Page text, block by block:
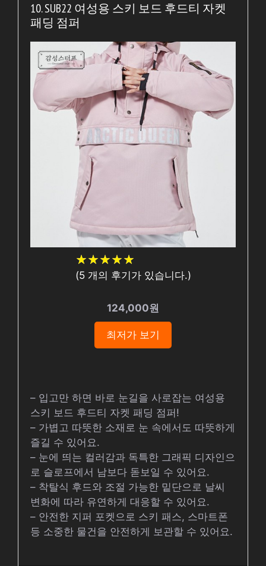
10. SUB22 여성용 스키 보드 후드티 자켓
패딩 점퍼
★★★★★
★★★★★
(5개의 후기가 있습니다.)
124,000원
최저가 보기
– 입고만 하면 바로 눈길을 사로잡는 여성용
스키 보드 후드티 자켓 패딩 점퍼!
– 가볍고 따뜻한 소재로 눈 속에서도 따뜻하게
즐길 수 있어요.
– 눈에 띄는 컬러감과 독특한 그래픽 디자인으
로 슬로프에서 남보다 돋보일 수 있어요.
– 착탈식 후드와 조절 가능한 밑단으로 날씨
변화에 따라 유연하게 대응할 수 있어요.
– 안전한 지퍼 포켓으로 스키 패스, 스마트폰
등 소중한 물건을 안전하게 보관할 수 있어요.